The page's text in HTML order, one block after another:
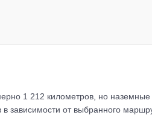
1 212 километров, но
зависимости от выбранного